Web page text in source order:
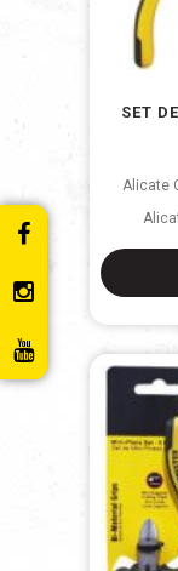
SET
Alicate